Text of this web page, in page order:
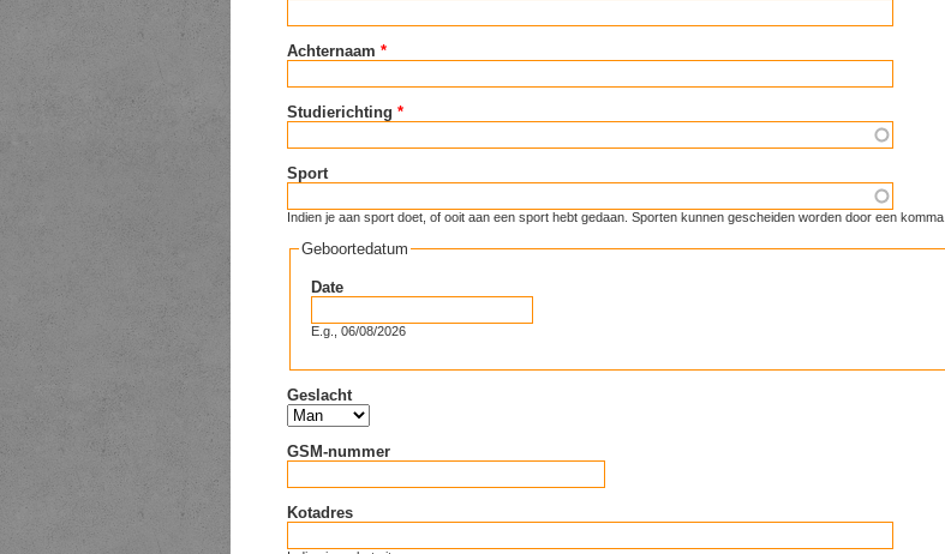
Achternaam *
Studierichting *
Sport
Indien je aan sport doet, of ooit aan een sport hebt gedaan. Sporten kunnen gescheiden worden door een komma.
Geboortedatum
Date
E.g., 06/08/2026
Geslacht
GSM-nummer
Kotadres